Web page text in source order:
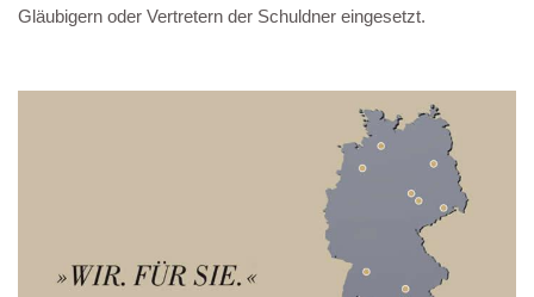
Gläubigern oder Vertretern der Schuldner eingesetzt.